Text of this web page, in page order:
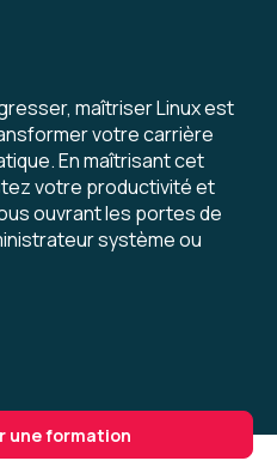
maîtriser Linux est
votre carrière
En maîtrisant cet
votre productivité et
ouvrant les portes de
système ou
une formation